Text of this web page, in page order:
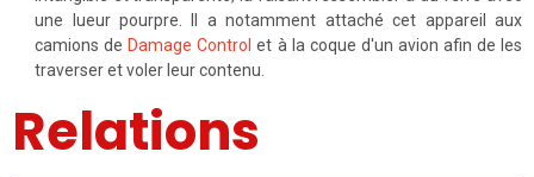
une lueur pourpre. Il a notamment attaché cet appareil aux
camions de Damage Control et à la coque d'un avion afin de les
traverser et voler leur contenu.
Relations